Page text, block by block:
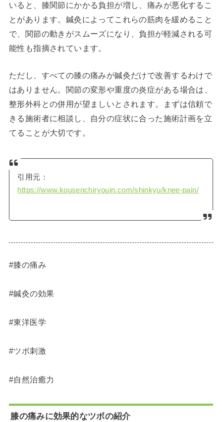
いると、膝関節にかかる負担が増し、痛みが悪化するこ
とがあります。鍼灸によってこれらの筋肉を緩めること
で、関節の動きがスムーズになり、負担が軽減される可
能性も指摘されています。
ただし、すべての膝の痛みが鍼灸だけで改善するわけで
はありません。関節の変形や重度の炎症がある場合は、
整形外科との併用が望ましいとされます。まずは信頼で
きる施術者に相談し、自分の症状に合った施術計画を立
てることが大切です。
引用元：
https://www.kousenchiryouin.com/shinkyu/knee-pain/
#膝の痛み
#鍼灸の効果
#東洋医学
#ツボ刺激
#自然治癒力
膝の痛みに効果的なツボの紹介